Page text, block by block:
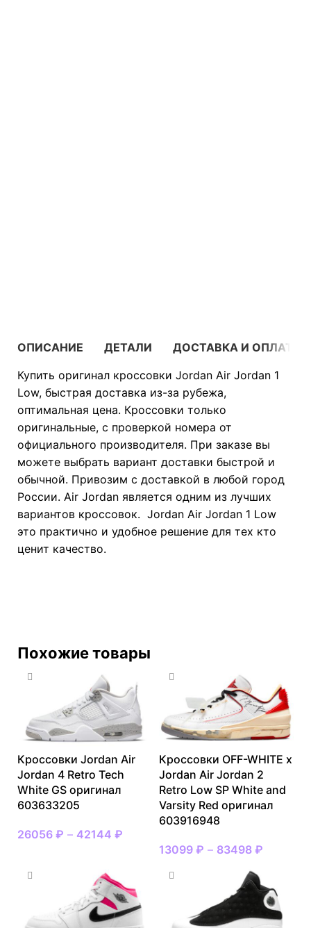
ОПИСАНИЕ ДЕТАЛИ
ДОСТАВКА И ОПЛАТА
Купить оригинал кроссовки Jordan Air Jordan 1
Low, быстрая доставка из-за рубежа,
оптимальная цена. Кроссовки только
оригинальные, с проверкой номера от
официального производителя. При заказе вы
можете выбрать вариант доставки быстрой и
обычной. Привозим с доставкой в любой город
России. Air Jordan является одним из лучших
вариантов кроссовок. Jordan Air Jordan 1 Low
это практично и удобное решение для тех кто
ценит качество.
Похожие товары
Кроссовки Jordan Air
Jordan 4 Retro Tech
White GS оригинал
603633205
26056 ₽ – 42144 ₽
Кроссовки OFF-WHITE x
Jordan Air Jordan 2
Retro Low SP White and
Varsity Red оригинал
603916948
13099 ₽ – 83498 ₽